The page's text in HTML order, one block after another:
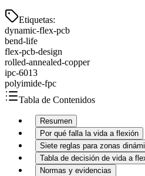
Etiquetas:
dynamic-flex-pcb
bend-life
flex-pcb-design
rolled-annealed-copper
ipc-6013
polyimide-fpc
Tabla de Contenidos
Resumen
Por qué falla la vida a flexión
Siete reglas para zonas
Tabla de decisión de vida a
Normas y evidencias